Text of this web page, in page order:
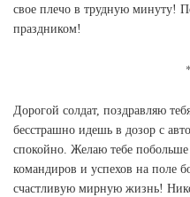
свое плечо в трудную минуту!
праздником!
Дорогой солдат, поздравляю
бесстрашно идешь в дозор с
спокойно. Желаю тебе
командиров и успехов на поле
счастливую мирную жизнь!